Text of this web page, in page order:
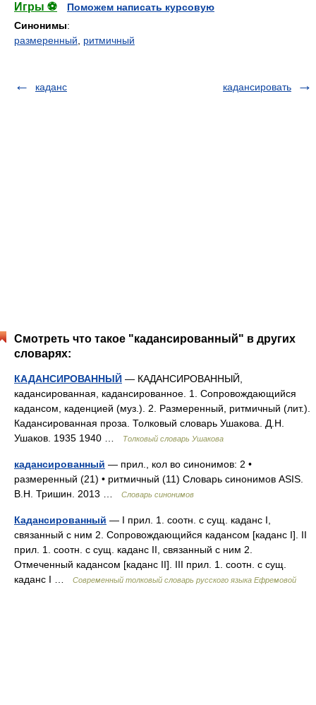
Игры ⚽
Поможем написать курсовую
Синонимы:
размеренный
ритмичный
каданс кадансировать
Смотреть что такое "кадансированный" в других
словарях:
КАДАНСИРОВАННЫЙ — КАДАНСИРОВАННЫЙ,
кадансированная, кадансированное. 1. Сопровождающийся
кадансом, каденцией (муз.). 2. Размеренный, ритмичный (лит.).
Кадансированная проза. Толковый словарь Ушакова. Д.Н.
Ушаков. 1935 1940 …
Толковый словарь Ушакова
кадансированный — прил., кол во синонимов: 2 •
размеренный (21) • ритмичный (11) Словарь синонимов ASIS.
В.Н. Тришин. 2013 …
Словарь синонимов
Кадансированный — I прил. 1. соотн. с сущ. каданс I,
связанный с ним 2. Сопровождающийся кадансом [каданс I]. II
прил. 1. соотн. с сущ. каданс II, связанный с ним 2.
Отмеченный кадансом [каданс II]. III прил. 1. соотн. с сущ.
каданс I …
Современный толковый словарь русского языка Ефремовой